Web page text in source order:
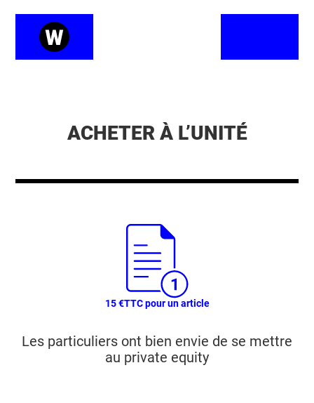
ACHETER À L’UNITÉ
15 €TTC pour un article
Les particuliers ont bien envie de se mettre
au private equity